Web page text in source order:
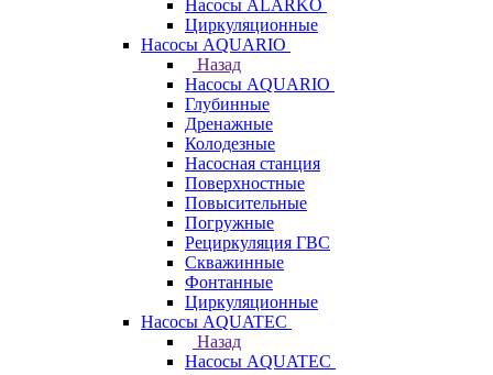
Насосы ALARKO
Циркуляционные
Насосы AQUARIO
Назад
Насосы AQUARIO
Глубинные
Дренажные
Колодезные
Насосная станция
Поверхностные
Повысительные
Погружные
Рециркуляция ГВС
Скважинные
Фонтанные
Циркуляционные
Насосы AQUATEC
Назад
Насосы AQUATEC